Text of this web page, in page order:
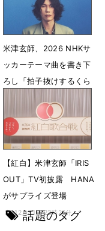
米津玄師、2026 NHKサ
ッカーテーマ曲を書き下
ろし「拍子抜けするくら
4月28日 07時00分
【紅白】米津玄師「IRIS
OUT」TV初披露 HANA
がサプライズ登場
12月31日 23時26分
話題のタグ